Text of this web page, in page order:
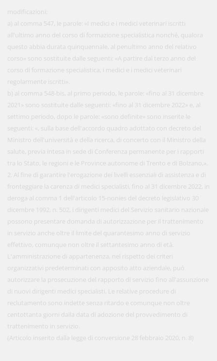
modificazioni:
a) al comma 547, le parole: «I medici e i medici veterinari iscritti
all'ultimo anno del corso di formazione specialistica nonché, qualora
questo abbia durata quinquennale, al penultimo anno del relativo
corso» sono sostituite dalle seguenti: «A partire dal terzo anno del
corso di formazione specialistica, i medici e i medici veterinari
regolarmente iscritti».
b) al comma 548-bis, al primo periodo, le parole: «fino al 31 dicembre
2021» sono sostituite dalle seguenti: «fino al 31 dicembre 2022» e, al
settimo periodo, dopo le parole: «sono definite» sono inserite le
seguenti: «, sulla base dell'accordo quadro adottato con decreto del
Ministro dell'università e della ricerca, di concerto con il Ministro della
salute, previa intesa in sede di Conferenza permanente per i rapporti
tra lo Stato, le regioni e le Province autonome di Trento e di Bolzano,».
2. Al fine di garantire l'erogazione dei livelli essenziali di assistenza e di
fronteggiare la carenza di medici specialisti, fino al 31 dicembre 2022, in
deroga al comma 1 dell'articolo 15-nonies del decreto legislativo 30
dicembre 1992, n. 502, i dirigenti medici del Servizio sanitario nazionale
possono presentare domanda di autorizzazione per il trattenimento
in servizio anche oltre il limite del quarantesimo anno di servizio
effettivo, comunque non oltre il settantesimo anno di età.
L'amministrazione di appartenenza, nel rispetto dei criteri
organizzativi predeterminati con apposito atto aziendale, può
autorizzare la prosecuzione del rapporto di servizio fino all'assunzione
di nuovi dirigenti medici specialisti. Le relative procedure di
reclutamento sono indette senza ritardo e comunque non oltre
centottanta giorni dalla data di adozione del provvedimento di
trattenimento in servizio.
(Articolo inserito dalla legge di conversione 28 febbraio 2020, n. 8)